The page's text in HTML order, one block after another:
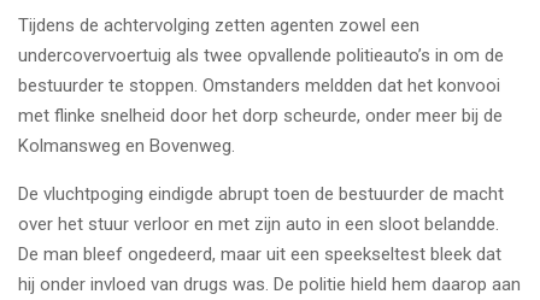
Tijdens de achtervolging zetten agenten zowel een
undercovervoertuig als twee opvallende politieauto’s in om de
bestuurder te stoppen. Omstanders meldden dat het konvooi
met flinke snelheid door het dorp scheurde, onder meer bij de
Kolmansweg en Bovenweg.
De vluchtpoging eindigde abrupt toen de bestuurder de macht
over het stuur verloor en met zijn auto in een sloot belandde.
De man bleef ongedeerd, maar uit een speekseltest bleek dat
hij onder invloed van drugs was. De politie hield hem daarop aan